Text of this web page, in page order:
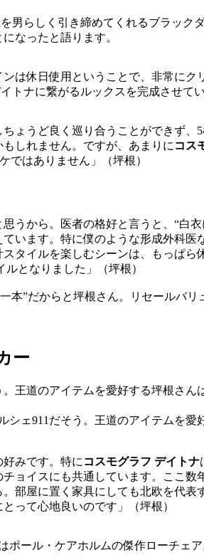
男らしく引き締めてくれるブラック
なったと語ります。
は休日使用ということで、非常にク
トナに繋がるルックスを完成させてい
ょうど良く巡り合うことができず
しれません。ですが、あまりに コス
ではありません」（坪根）
うから。医者の格好と言うと、“白
います。特に僕のような形成外科
タイルを楽しむシーンは、もっぱ
となりました」（坪根）
本”だからと坪根さん。リセールバ
ー
ェ911だそう。王道のアイテムを愛
みです。特に コスモグラフ デイトナ
ョイスにも共通しています。ここ
部屋に置く家具にしても北欧を代
って心地良いのです」（坪根）